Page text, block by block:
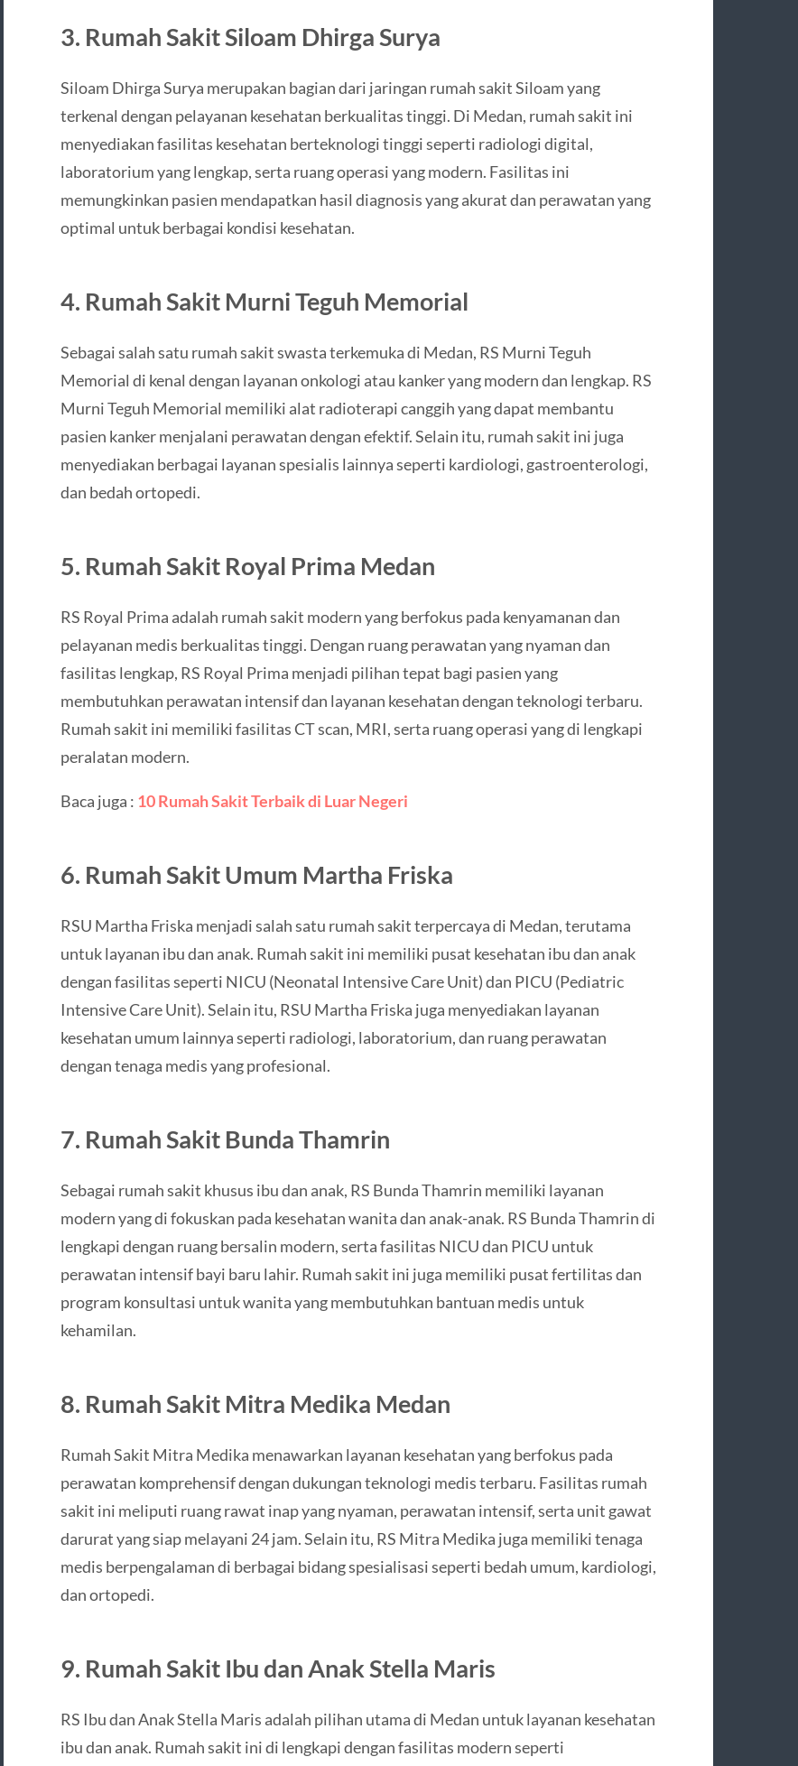
3. Rumah Sakit Siloam Dhirga Surya
Siloam Dhirga Surya merupakan bagian dari jaringan rumah sakit Siloam yang
terkenal dengan pelayanan kesehatan berkualitas tinggi. Di Medan, rumah sakit ini
menyediakan fasilitas kesehatan berteknologi tinggi seperti radiologi digital,
laboratorium yang lengkap, serta ruang operasi yang modern. Fasilitas ini
memungkinkan pasien mendapatkan hasil diagnosis yang akurat dan perawatan yang
optimal untuk berbagai kondisi kesehatan.
4. Rumah Sakit Murni Teguh Memorial
Sebagai salah satu rumah sakit swasta terkemuka di Medan, RS Murni Teguh
Memorial di kenal dengan layanan onkologi atau kanker yang modern dan lengkap. RS
Murni Teguh Memorial memiliki alat radioterapi canggih yang dapat membantu
pasien kanker menjalani perawatan dengan efektif. Selain itu, rumah sakit ini juga
menyediakan berbagai layanan spesialis lainnya seperti kardiologi, gastroenterologi,
dan bedah ortopedi.
5. Rumah Sakit Royal Prima Medan
RS Royal Prima adalah rumah sakit modern yang berfokus pada kenyamanan dan
pelayanan medis berkualitas tinggi. Dengan ruang perawatan yang nyaman dan
fasilitas lengkap, RS Royal Prima menjadi pilihan tepat bagi pasien yang
membutuhkan perawatan intensif dan layanan kesehatan dengan teknologi terbaru.
Rumah sakit ini memiliki fasilitas CT scan, MRI, serta ruang operasi yang di lengkapi
peralatan modern.
Baca juga : 10 Rumah Sakit Terbaik di Luar Negeri
6. Rumah Sakit Umum Martha Friska
RSU Martha Friska menjadi salah satu rumah sakit terpercaya di Medan, terutama
untuk layanan ibu dan anak. Rumah sakit ini memiliki pusat kesehatan ibu dan anak
dengan fasilitas seperti NICU (Neonatal Intensive Care Unit) dan PICU (Pediatric
Intensive Care Unit). Selain itu, RSU Martha Friska juga menyediakan layanan
kesehatan umum lainnya seperti radiologi, laboratorium, dan ruang perawatan
dengan tenaga medis yang profesional.
7. Rumah Sakit Bunda Thamrin
Sebagai rumah sakit khusus ibu dan anak, RS Bunda Thamrin memiliki layanan
modern yang di fokuskan pada kesehatan wanita dan anak-anak. RS Bunda Thamrin di
lengkapi dengan ruang bersalin modern, serta fasilitas NICU dan PICU untuk
perawatan intensif bayi baru lahir. Rumah sakit ini juga memiliki pusat fertilitas dan
program konsultasi untuk wanita yang membutuhkan bantuan medis untuk
kehamilan.
8. Rumah Sakit Mitra Medika Medan
Rumah Sakit Mitra Medika menawarkan layanan kesehatan yang berfokus pada
perawatan komprehensif dengan dukungan teknologi medis terbaru. Fasilitas rumah
sakit ini meliputi ruang rawat inap yang nyaman, perawatan intensif, serta unit gawat
darurat yang siap melayani 24 jam. Selain itu, RS Mitra Medika juga memiliki tenaga
medis berpengalaman di berbagai bidang spesialisasi seperti bedah umum, kardiologi,
dan ortopedi.
9. Rumah Sakit Ibu dan Anak Stella Maris
RS Ibu dan Anak Stella Maris adalah pilihan utama di Medan untuk layanan kesehatan
ibu dan anak. Rumah sakit ini di lengkapi dengan fasilitas modern seperti